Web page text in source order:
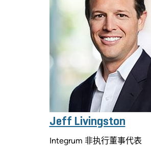
Jeff Livingston
Integrum 非执行董事代表